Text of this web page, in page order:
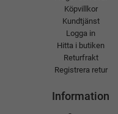
Köpvillkor
Kundtjänst
Logga in
Hitta i butiken
Returfrakt
Registrera retur
Information